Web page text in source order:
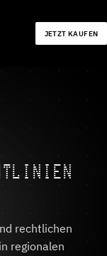
JETZT KAUFEN
rechtlichen
regionalen